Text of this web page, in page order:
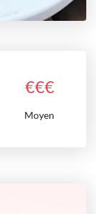
€€€
Moyen